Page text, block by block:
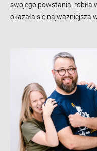
swojego powstania, robiła
okazała się najważniejsza